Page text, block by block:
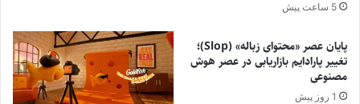
5 ساعت پیش
پایان عصر «محتوای زباله» (Slop)؛
تغییر پارادایم بازاریابی در عصر هوش
مصنوعی
1 روز پیش